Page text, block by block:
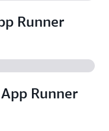
Runner
Runner